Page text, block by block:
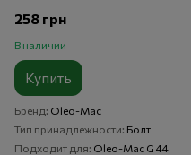
258 грн
В наличии
Купить
Бренд Oleo-Mac
Тип принадлежности Болт
Подходит для Oleo-Mac G 44